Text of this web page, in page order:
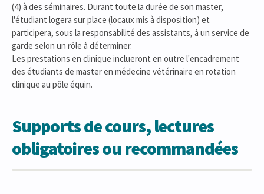
(4) à des séminaires. Durant toute la durée de son master,
l'étudiant logera sur place (locaux mis à disposition) et
participera, sous la responsabilité des assistants, à un service de
garde selon un rôle à déterminer.
Les prestations en clinique inclueront en outre l'encadrement
des étudiants de master en médecine vétérinaire en rotation
clinique au pôle équin.
Supports de cours, lectures
obligatoires ou recommandées